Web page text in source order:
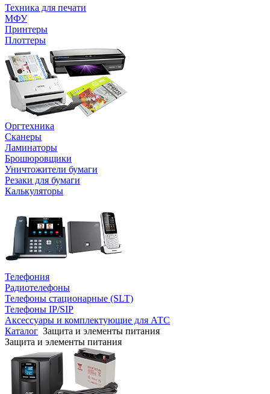
Техника для печати
МФУ
Принтеры
Плоттеры
Оргтехника
Сканеры
Ламинаторы
Брошюровщики
Уничтожители бумаги
Резаки для бумаги
Калькуляторы
Телефония
Радиотелефоны
Телефоны стационарные (SLT)
Телефоны IP/SIP
Аксессуары и комплектующие для АТС
Каталог Защита и элементы питания
Защита и элементы питания